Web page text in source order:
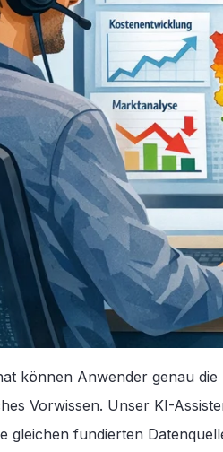
können Anwender genau
Vorwissen. Unser KI-
gleichen fundierten